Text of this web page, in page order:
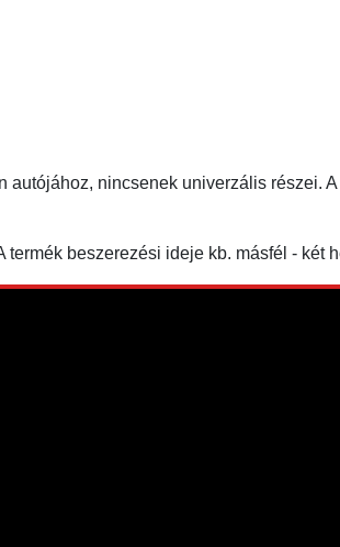
nincsenek univerzális részei.
beszerezési ideje kb. másfél - két